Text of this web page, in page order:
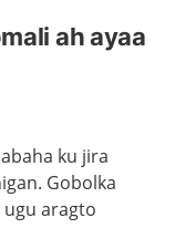
ah ayaa
ku jira
Gobolka
ugu aragto